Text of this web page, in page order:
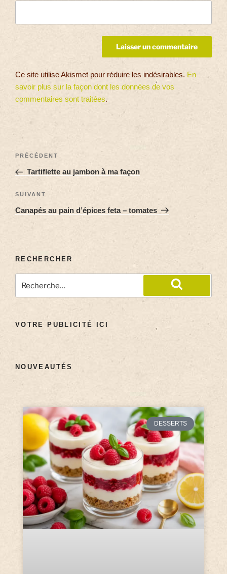
Ce site utilise Akismet pour réduire les indésirables. En
savoir plus sur la façon dont les données de vos
commentaires sont traitées.
PRÉCÉDENT
Tartiflette au jambon à ma façon
SUIVANT
Canapés au pain d’épices feta – tomates
RECHERCHER
VOTRE PUBLICITÉ ICI
NOUVEAUTÉS
DESSERTS